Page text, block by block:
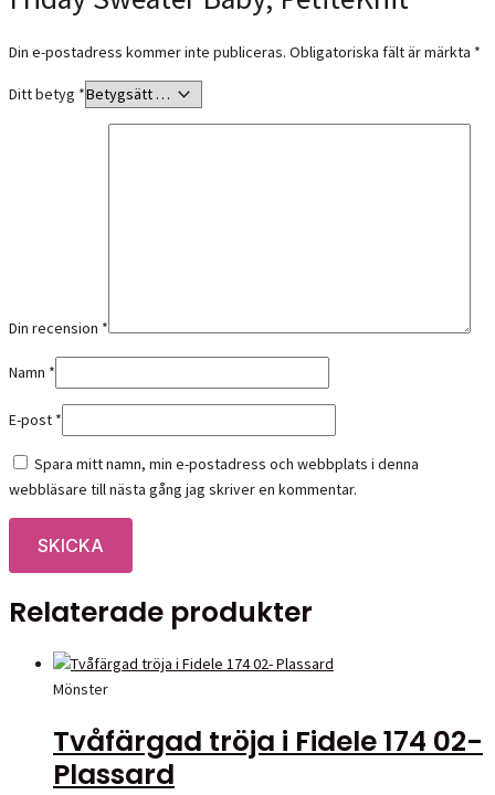
Din e-postadress kommer inte publiceras. Obligatoriska fält är märkta *
Ditt betyg *
Din recension *
Namn *
E-post *
Spara mitt namn, min e-postadress och webbplats i denna
webbläsare till nästa gång jag skriver en kommentar.
Relaterade produkter
Mönster
Tvåfärgad tröja i Fidele 174 02-
Plassard